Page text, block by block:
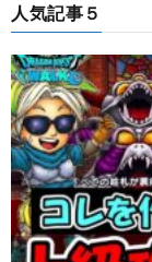
人気記事５